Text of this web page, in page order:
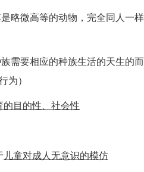
是略微高等的动物，完全同人一
族需要相应的种族生活的天生的
为）
的目的性、社会性
儿童对成人无意识的模仿